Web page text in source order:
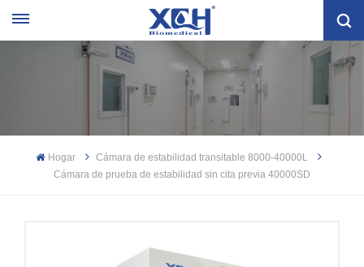
Hogar
Cámara de estabilidad transitable 8000-40000L
Cámara de prueba de estabilidad sin cita previa 40000SD